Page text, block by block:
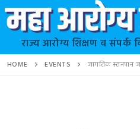
राज्य आरोग्य शिक्षण व संपर्क
HOME EVENTS जागतिक स्तनपान